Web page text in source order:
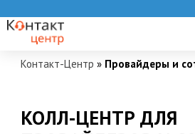
Контакт-Центр » Провайдеры и
КОЛЛ-ЦЕНТР ДЛЯ